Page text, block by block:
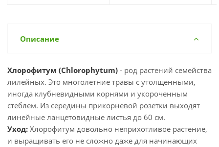
Описание
Хлорофитум (Chlorophytum) - род растений семейства
лилейных. Это многолетние травы с утолщенными,
иногда клубневидными корнями и укороченным
стеблем. Из середины прикорневой розетки выходят
линейные ланцетовидные листья до 60 см.
Уход: Хлорофитум довольно неприхотливое растение,
и выращивать его не сложно даже для начинающих